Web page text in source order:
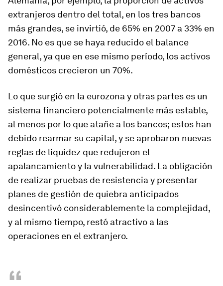
extranjeros dentro del total, en los tres bancos
más grandes, se invirtió, de 65% en 2007 a 33% en
2016. No es que se haya reducido el balance
general, ya que en ese mismo período, los activos
domésticos crecieron un 70%.
Lo que surgió en la eurozona y otras partes es un
sistema financiero potencialmente más estable,
al menos por lo que atañe a los bancos; estos han
debido rearmar su capital, y se aprobaron nuevas
reglas de liquidez que redujeron el
apalancamiento y la vulnerabilidad. La obligación
de realizar pruebas de resistencia y presentar
planes de gestión de quiebra anticipados
desincentivó considerablemente la complejidad,
y al mismo tiempo, restó atractivo a las
operaciones en el extranjero.